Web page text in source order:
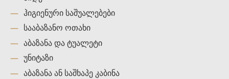
ჰიგიენური საშუალებები
სააბაზანო ოთახი
აბაზანა და ტუალეტი
უნიტაზი
აბაზანა ან საშხაპე კაბინა